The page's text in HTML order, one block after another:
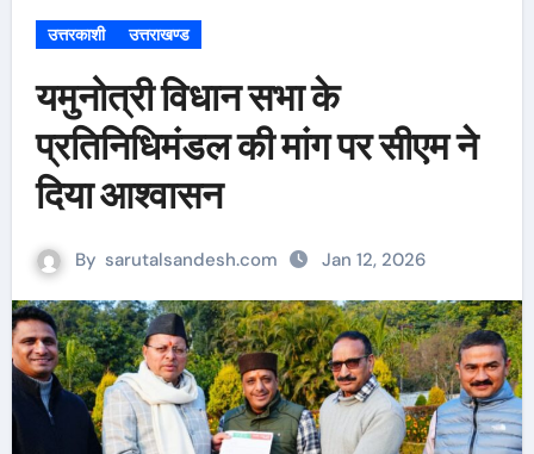
उत्तरकाशी उत्तराखण्ड
यमुनोत्री विधान सभा के
प्रतिनिधिमंडल की मांग पर सीएम ने
दिया आश्वासन
By sarutalsandesh.com Jan 12, 2026